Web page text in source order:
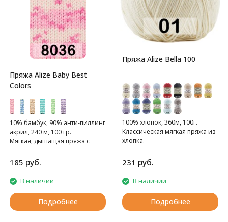
Пряжа Alize Baby Best
Colors
10% бамбук, 90% анти-пиллинг
акрил, 240 м, 100 гр.
Мягкая, дышащая пряжа с
185 руб.
В наличии
Подробнее
Пряжа Alize Bella 100
100% хлопок, 360м, 100г.
Классическая мягкая пряжа из
хлопка.
231 руб.
В наличии
Подробнее